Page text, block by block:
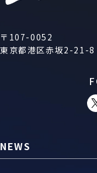
SNS
お問い
STORE
〒107-0052
東京都港区赤坂2-21-8
NEWS